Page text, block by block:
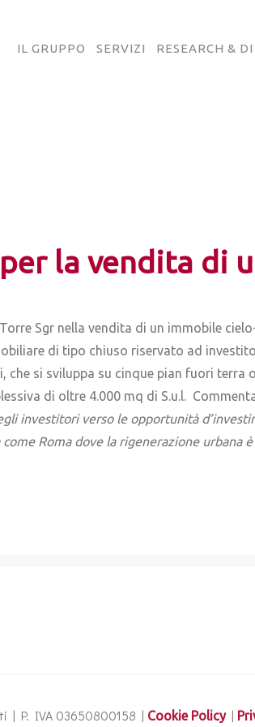
IL GRUPPO SERVIZI RESEARCH & DI
la vendita di
Sgr nella vendita di un immobile
di tipo chiuso riservato ad
che si sviluppa su cinque pian fuori
di oltre 4.000 mq di S.u.l.
investitori verso le opportunità
Roma dove la rigenerazione urbana
| P. IVA 03650800158 | Cookie Policy|